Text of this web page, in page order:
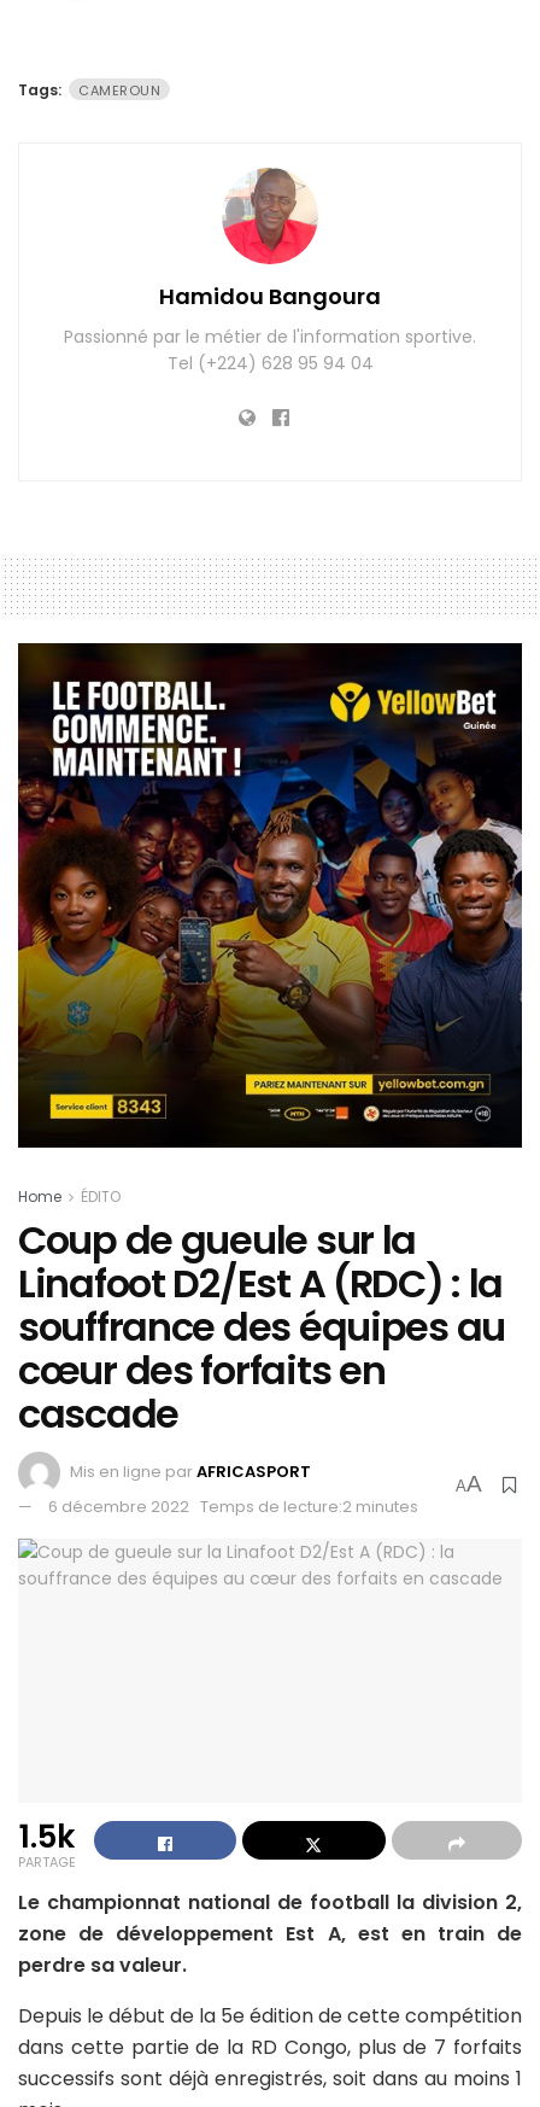
Tags: CAMEROUN
Hamidou Bangoura
Passionné par le métier de l'information sportive.
Tel (+224) 628 95 94 04
Home ÉDITO
Coup de gueule sur la
Linafoot D2/Est A (RDC) : la
souffrance des équipes au
cœur des forfaits en
cascade
Mis en ligne parAFRICASPORT
6 décembre 2022 Temps de lecture:2 minutes
AA
1.5k
PARTAGE
Le championnat national de football la division 2,
zone de développement Est A, est en train de
perdre sa valeur.
Depuis le début de la 5e édition de cette compétition
dans cette partie de la RD Congo, plus de 7 forfaits
successifs sont déjà enregistrés, soit dans au moins 1